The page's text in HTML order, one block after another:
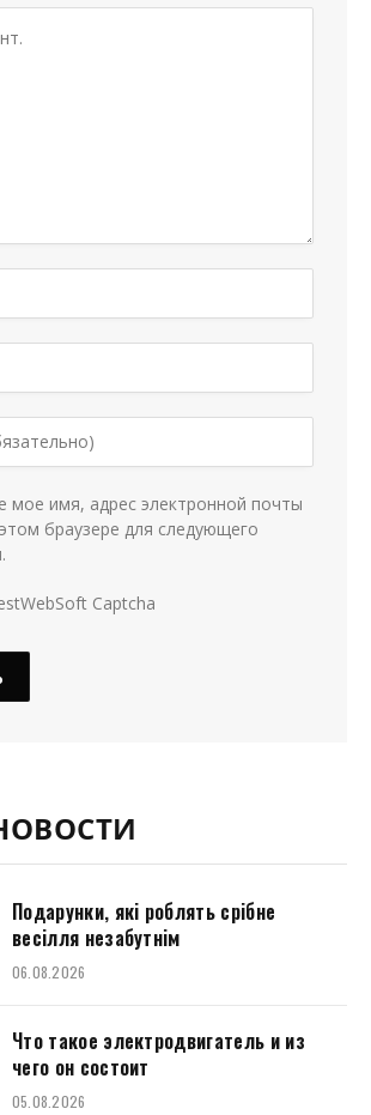
мое имя, адрес электронной почты
браузере для следующего
Captcha
Подарунки, які роблять срібне
весілля незабутнім
06.08.2026
Что такое электродвигатель и из
чего он состоит
05.08.2026